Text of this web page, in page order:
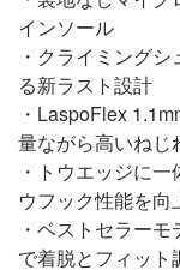
インソール
・クライミング
る新ラスト設計
・LaspoFlex
量ながら高いねじ
・トウエッジに
ウフック性能を向
・ベストセラー
で着脱とフィット